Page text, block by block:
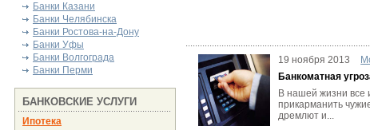
Банки Казани
Банки Челябинска
Банки Ростова-на-Дону
Банки Уфы
Банки Волгограда
Банки Перми
БАНКОВСКИЕ УСЛУГИ
Ипотека
19 ноября 2013
Банкоматная
В нашей жизни все
прикарманить
дремлют и...